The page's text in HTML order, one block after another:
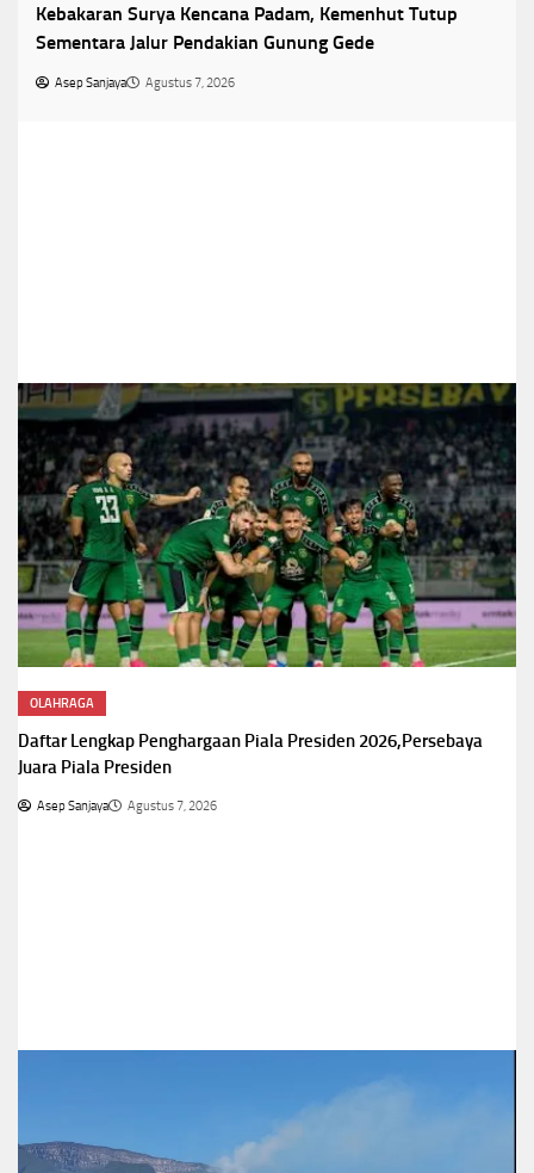
Kebakaran Surya Kencana Padam, Kemenhut Tutup
Sementara Jalur Pendakian Gunung Gede
Asep Sanjaya Agustus 7, 2026
OLAHRAGA
Daftar Lengkap Penghargaan Piala Presiden 2026,Persebaya
Juara Piala Presiden
Asep Sanjaya Agustus 7, 2026